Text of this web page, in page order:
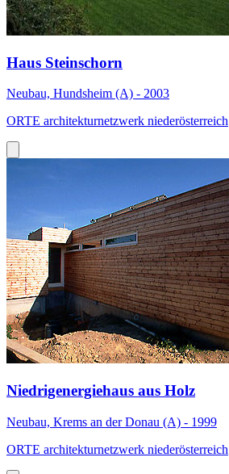
Haus Steinschorn
Neubau, Hundsheim (A) - 2003
ORTE architekturnetzwerk niederösterreich
Niedrigenergiehaus aus Holz
Neubau, Krems an der Donau (A) - 1999
ORTE architekturnetzwerk niederösterreich